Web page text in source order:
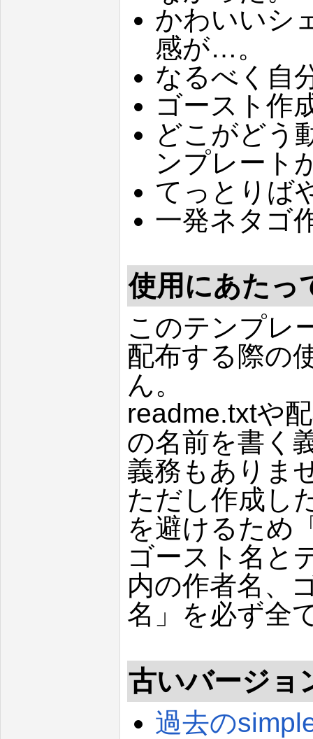
かわいいシ
感が…。
なるべく自
ゴースト作
どこがどう
ンプレート
てっとりば
一発ネタゴ
使用にあたっ
このテンプレ
配布する際の
ん。
readme.txtや
の名前を書く
義務もありま
ただし作成し
を避けるため
ゴースト名と
内の作者名、
名」を必ず全
古いバージョ
過去の